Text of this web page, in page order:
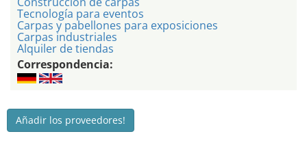
Tecnología para eventos
Carpas y pabellones para exposiciones
Carpas industriales
Alquiler de tiendas
Correspondencia:
Añadir los proveedores!